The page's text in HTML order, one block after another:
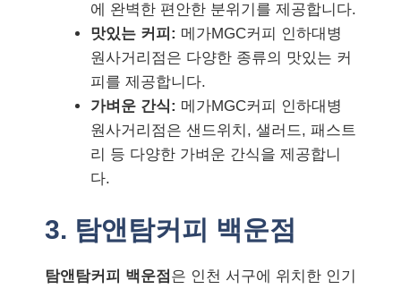
에 완벽한 편안한 분위기를 제공합니다.
맛있는 커피: 메가MGC커피 인하대병
원사거리점은 다양한 종류의 맛있는 커
피를 제공합니다.
가벼운 간식: 메가MGC커피 인하대병
원사거리점은 샌드위치, 샐러드, 패스트
리 등 다양한 가벼운 간식을 제공합니
다.
3. 탐앤탐커피 백운점
탐앤탐커피 백운점 은 인천 서구에 위치한 인기